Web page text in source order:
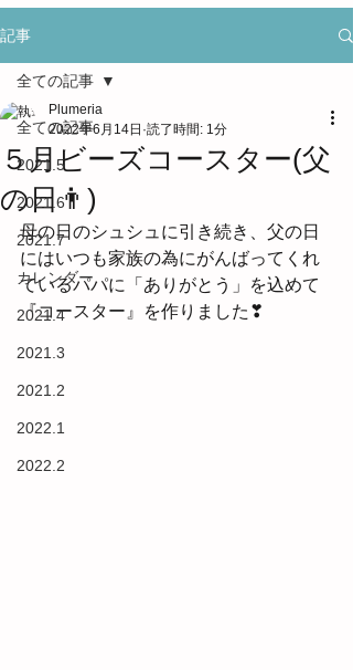
記事
全ての記事
2021.5
2021.6
2021.7
カレンダー
2021.4
2021.3
2021.2
2022.1
2022.2
全ての記事
５月ビーズコースター(父
の日👨)
Plumeria
2022年6月14日 読了時間: 1分
母の日のシュシュに引き続き、父の日
にはいつも家族の為にがんばってくれ
ているパパに「ありがとう」を込めて
『コースター』を作りました❣